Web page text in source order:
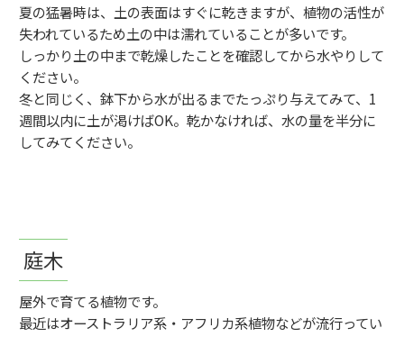
夏の猛暑時は、土の表面はすぐに乾きますが、植物の活性が
失われているため土の中は濡れていることが多いです。
しっかり土の中まで乾燥したことを確認してから水やりして
ください。
冬と同じく、鉢下から水が出るまでたっぷり与えてみて、1
週間以内に土が渇けばOK。乾かなければ、水の量を半分に
してみてください。
庭木
屋外で育てる植物です。
最近はオーストラリア系・アフリカ系植物などが流行ってい